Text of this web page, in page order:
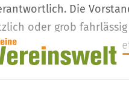
Die
oder grob
rechtzeitig